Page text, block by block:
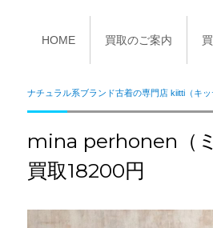
HOME 買取のご案内
ナチュラル系ブランド古着の専門店 kiitti（キッ
mina perhonen（
買取18200円